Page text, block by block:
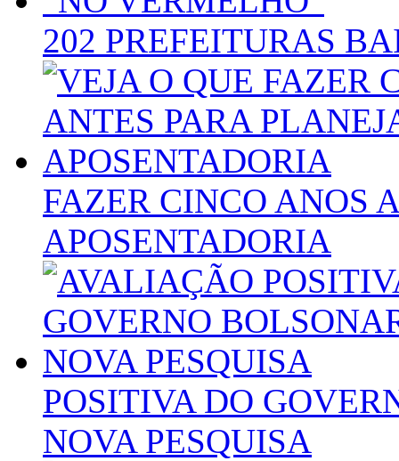
202 PREFEITURAS
FAZER CINCO ANOS
APOSENTADORIA
POSITIVA DO
NOVA PESQUISA